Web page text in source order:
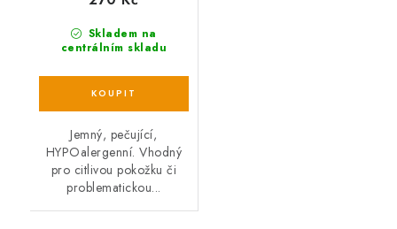
Skladem na
centrálním skladu
Jemný, pečující,
HYPOalergenní. Vhodný
pro citlivou pokožku či
problematickou...